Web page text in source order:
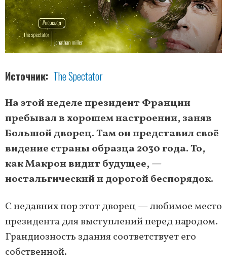
Источник The Spectator
На этой неделе президент Франции
пребывал в хорошем настроении, заняв
Большой дворец. Там он представил своё
видение страны образца 2030 года. То,
как Макрон видит будущее, —
ностальгический и дорогой беспорядок.
С недавних пор этот дворец — любимое место
президента для выступлений перед народом.
Грандиозность здания соответствует его
собственной.